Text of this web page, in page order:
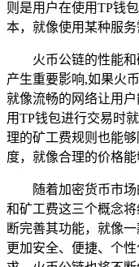
则是用户在使用TP钱
本，就像使用某种服务
火币公链的性能
产生重要影响,如果火
就像流畅的网络让用
用TP钱包进行交易时
理的矿工费规则也能
度，就像合理的价格
随着加密货币市
和矿工费这三个概念
断完善其功能，就像
更加安全、便捷、个